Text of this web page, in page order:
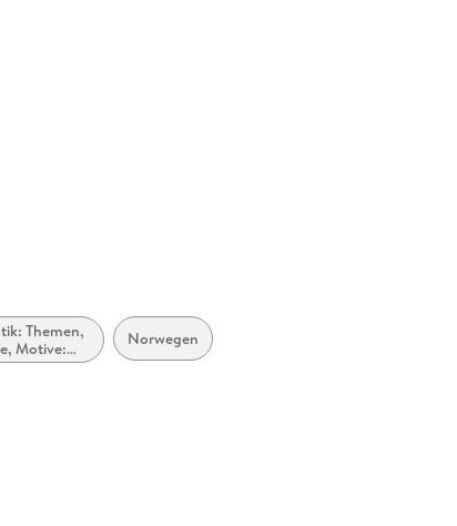
Themen,
Motive:
Norwegen